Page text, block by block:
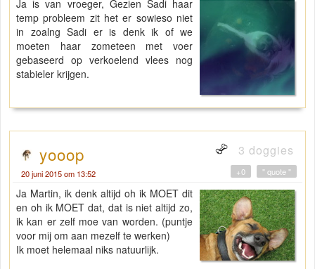
Ja is van vroeger, Gezien Sadi haar
temp probleem zit het er sowieso niet
in zoalng Sadi er is denk ik of we
moeten haar zometeen met voer
gebaseerd op verkoelend vlees nog
stabieler krijgen.
yooop 3 doggies
20 juni 2015 om 13:52 " quote "
+0
Ja Martin, ik denk altijd oh ik MOET dit
en oh ik MOET dat, dat is niet altijd zo,
ik kan er zelf moe van worden. (puntje
voor mij om aan mezelf te werken)
Ik moet helemaal niks natuurlijk.